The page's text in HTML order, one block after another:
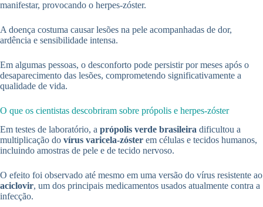
manifestar, provocando o herpes-zóster.
A doença costuma causar lesões na pele acompanhadas de dor,
ardência e sensibilidade intensa.
Em algumas pessoas, o desconforto pode persistir por meses após o
desaparecimento das lesões, comprometendo significativamente a
qualidade de vida.
O que os cientistas descobriram sobre própolis e herpes-zóster
Em testes de laboratório, a própolis verde brasileira dificultou a
multiplicação do vírus varicela-zóster em células e tecidos humanos,
incluindo amostras de pele e de tecido nervoso.
O efeito foi observado até mesmo em uma versão do vírus resistente ao
aciclovir, um dos principais medicamentos usados atualmente contra a
infecção.